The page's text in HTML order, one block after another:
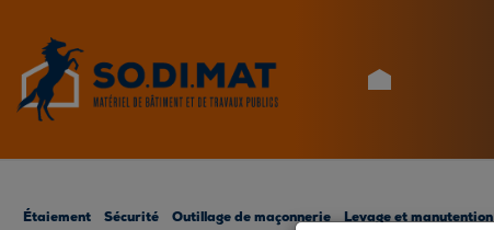
ACCUEIL
Étaiement Sécurité Outillage de maçonnerie Levage et manutention